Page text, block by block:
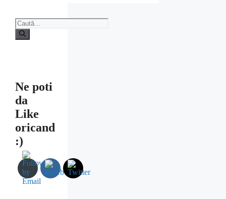
Caută
după:
Ne poti
da
Like
oricand
:)